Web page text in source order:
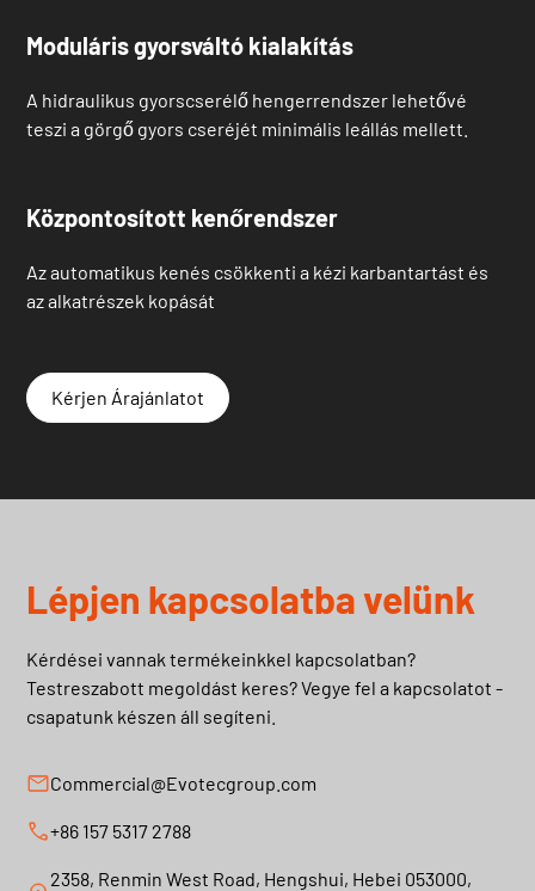
Moduláris gyorsváltó kialakítás
A hidraulikus gyorscserélő hengerrendszer lehetővé
teszi a görgő gyors cseréjét minimális leállás mellett.
Központosított kenőrendszer
Az automatikus kenés csökkenti a kézi karbantartást és
az alkatrészek kopását
Kérjen Árajánlatot
Lépjen kapcsolatba velünk
Kérdései vannak termékeinkkel kapcsolatban?
Testreszabott megoldást keres? Vegye fel a kapcsolatot -
csapatunk készen áll segíteni.
Commercial@Evotecgroup.com
+86 157 5317 2788
2358, Renmin West Road, Hengshui, Hebei 053000,